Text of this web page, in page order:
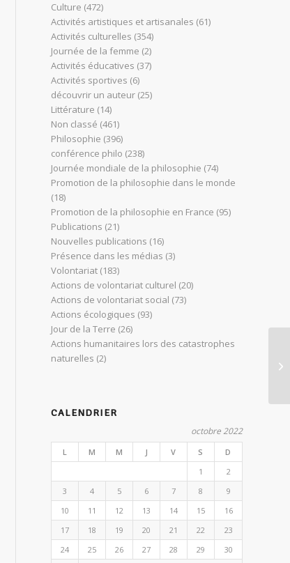
Culture (472)
Activités artistiques et artisanales (61)
Activités culturelles (354)
Journée de la femme (2)
Activités éducatives (37)
Activités sportives (6)
découvrir un auteur (25)
Littérature (14)
Non classé (461)
Philosophie (396)
conférence philo (238)
Journée mondiale de la philosophie (74)
Promotion de la philosophie dans le monde
(18)
Promotion de la philosophie en France (95)
Publications (21)
Nouvelles publications (16)
Présence dans les médias (3)
Volontariat (183)
Actions de volontariat culturel (20)
Actions de volontariat social (73)
Actions écologiques (93)
Jour de la Terre (26)
Actions humanitaires lors des catastrophes
naturelles (2)
CALENDRIER
octobre 2022
L M M J V S
D
1
2
3
4 5 6 7 8
9
10
11 12 13 14 15
16
17
18 19 20 21 22
23
24
25 26 27 28 29
30